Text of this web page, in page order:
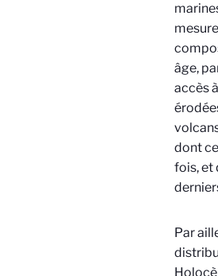
âge,
accès
dont
fois, et
Par